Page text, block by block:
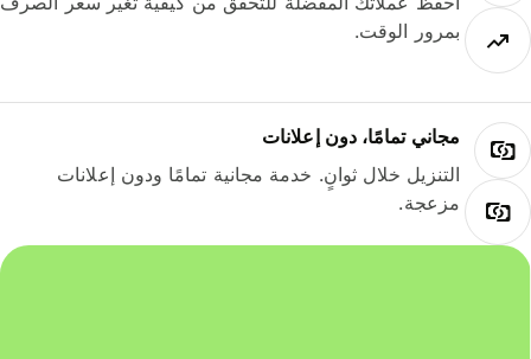
بمرور الوقت.
مجاني تمامًا، دون إعلانات
التنزيل خلال ثوانٍ. خدمة مجانية تمامًا ودون إعلانات
مزعجة.